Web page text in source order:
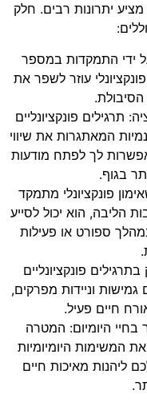
יתרונות רבים. חלק
ידי התמקדות במספר
עוזר לשפר את
תרגילים פונקציונליים
המאתגרות את שיווי
לך לפתח מודעות
בגוף.
פונקציונלי מתמקד
הליבה, הוא יכול לסייע
ספורט או פעילות
פונקציונליים
וניידות מפרקים,
חיים פעיל.
בחיי היומיום: המטרה
המשימות היומיומיות
ליהנות מאיכות חיים